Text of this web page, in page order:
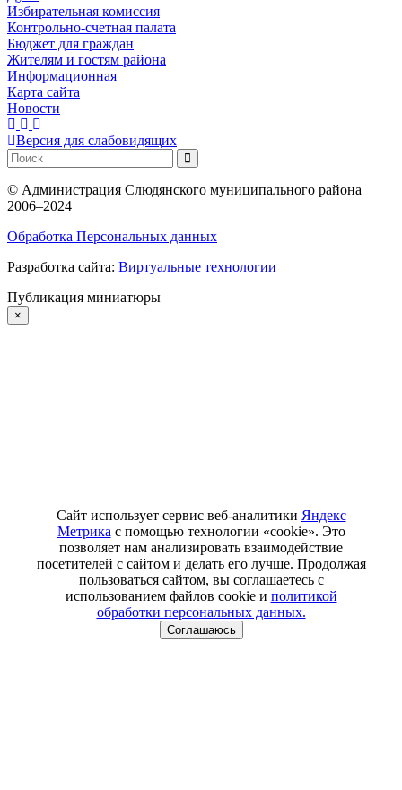
Избирательная комиссия
Контрольно-счетная палата
Бюджет для граждан
Жителям и гостям района
Информационная
Карта сайта
Новости
Версия для слабовидящих
© Администрация Слюдянского муниципального района
2006–2024
Обработка Персональных данных
Разработка сайта: Виртуальные технологии
Публикация миниатюры
×
Сайт использует сервис веб-аналитики Яндекс
Метрика с помощью технологии «cookie». Это
позволяет нам анализировать взаимодействие
посетителей с сайтом и делать его лучше. Продолжая
пользоваться сайтом, вы соглашаетесь с
использованием файлов cookie и политикой
обработки персональных данных.
Соглашаюсь